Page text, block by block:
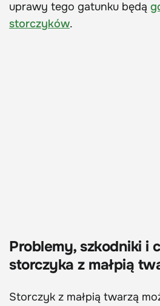
uprawy tego gatunku będą
storczyków.
Problemy, szkodniki i
storczyka z małpią
Storczyk z małpią twarzą